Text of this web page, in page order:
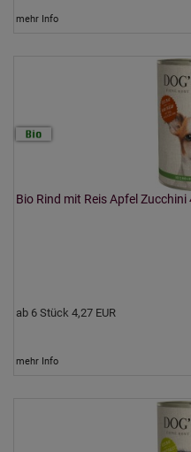
mehr Info
Bio Rind mit Reis Apfel
ab 6 Stück 4,27 EUR
mehr Info